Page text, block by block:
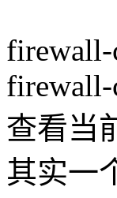
firewall-
firewall-
查看当
其实一